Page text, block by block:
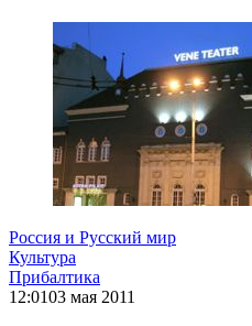
Россия и Русский мир
Культура
Прибалтика
12:0103 мая 2011